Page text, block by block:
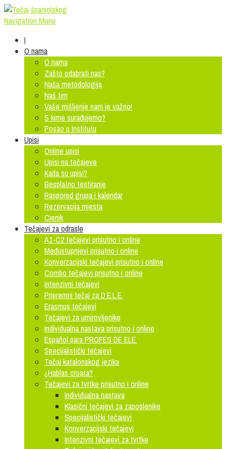
Navigation Menu
I
O nama
O nama
Zašto odabrati nas?
Naša metodologija
Naš tim
Vaše mišljenje nam je važno!
S kime surađujemo?
Posao u Institutu
Upisi
Online upisi
Upisi na tečajeve
Kada su upisi?
Besplatno testiranje
Raspored grupa i kalendar
Rezervacija mjesta
Cjenik
Tečajevi za odrasle
A1-C2 tečajevi prisutno i online
Međustupnjevi prisutno i online
Konverzacijski tečajevi prisutno i online
Combo tečajevi prisutno i online
Intenzivni tečajevi
Pripremni tečaj za D.E.L.E.
Erasmus tečajevi
Tečajevi za umirovljenike
Individualna nastava prisutno i online
Español para PROFES DE ELE.
Specijalistički tečajevi
Tečaj katalonskog jezika
¿Hablas croata?
Tečajevi za tvrtke prisutno i online
Individualna nastava
Klasični tečajevi za zaposlenike
Specijalistički tečajevi
Konverzacijski tečajevi
Intenzivni tečajevi za tvrtke